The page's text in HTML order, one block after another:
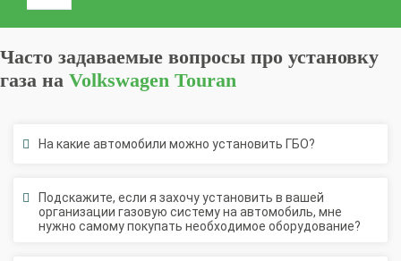
газа наVolkswagen Touran
организации газовую систему на автомобиль, мне
нужно самому покупать необходимое оборудование?